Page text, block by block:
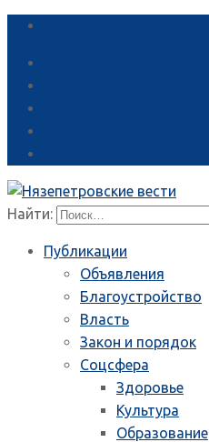
Найти:
Публикации
Объявления
Благоустройство
Власть
Закон и порядок
Соцсфера
Здоровье
Культура
Образование